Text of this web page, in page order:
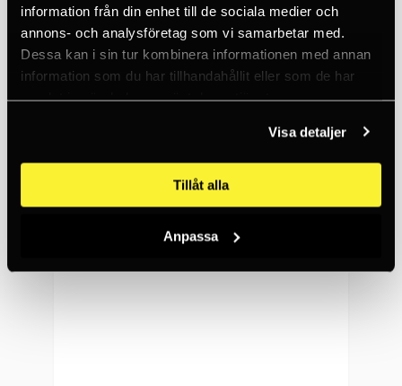
information från din enhet till de sociala medier och
annons- och analysföretag som vi samarbetar med.
Dessa kan i sin tur kombinera informationen med annan
information som du har tillhandahållit eller som de har
samlat in när du har använt deras tjänster.
Visa detaljer
Tillåt alla
Anpassa
Access 10,5 mm Unicore Black Löpmeter
41 SEK
50+